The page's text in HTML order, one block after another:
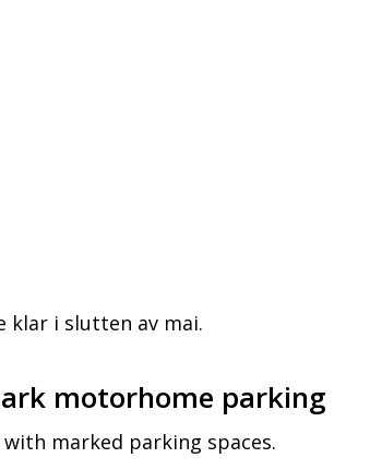
klar i slutten av mai.
motorhome parking
marked parking spaces.